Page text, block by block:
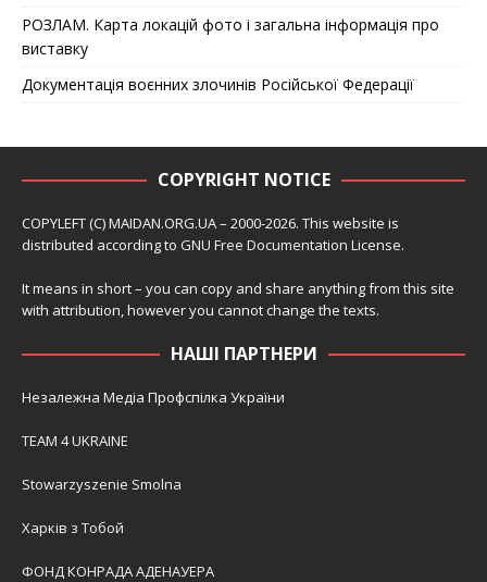
РОЗЛАМ. Карта локацій фото і загальна інформація про
виставку
Документація воєнних злочинів Російської Федерації
COPYRIGHT NOTICE
COPYLEFT (C) MAIDAN.ORG.UA – 2000-2026. This website is
distributed according to GNU Free Documentation License.
It means in short – you can copy and share anything from this site
with attribution, however you cannot change the texts.
НАШІ ПАРТНЕРИ
Незалежна Медіа Профспілка України
TEAM 4 UKRAINE
Stowarzyszenie Smolna
Харків з Тобой
ФОНД КОНРАДА АДЕНАУЕРА